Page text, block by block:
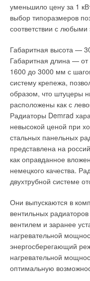
уменьшило цену за 1
выбор типоразмеров
соответствии с любыми
Габаритная высота —
Габаритная длина —
1600 до 3000 мм с
систему крепежа,
образом, что штуцеры
расположены как с
Радиаторы Demrad
невысокой ценой при
стальных панельных
представлена на
как оправданное
немецкого качества.
двухтрубной системе
Они выпускаются в
вентильных
вентилем и заранее
нагревательной
энергосберегающий
нагревательной
оптимальную
общеобменную
приводит к экономии
Эффективность
значительно
Преимущество
очевидны: вредный газ
источника его
работника и
фильтре воздух
осуществляется
При этом
в целом снижаются на
механические, так и
вытяжной системой
достигать 4 м)
вариантах. Мобильные
применении и успешно
место может быть
электроподключение.
Безопасные условия
традиционного
Обеспечение
инвестирование
Согласно СНиП II-35-76
104–2000
теплоснабжения»
использования
экономию
фактор.
Общекотловая
использовать
работу котлов и
при необходимости
дополнительный
Ротация котлов
моторесурса всех
одинакового
др., особенно на
использовать
отключении насоса
минуты.
Для устранения
стали вносить